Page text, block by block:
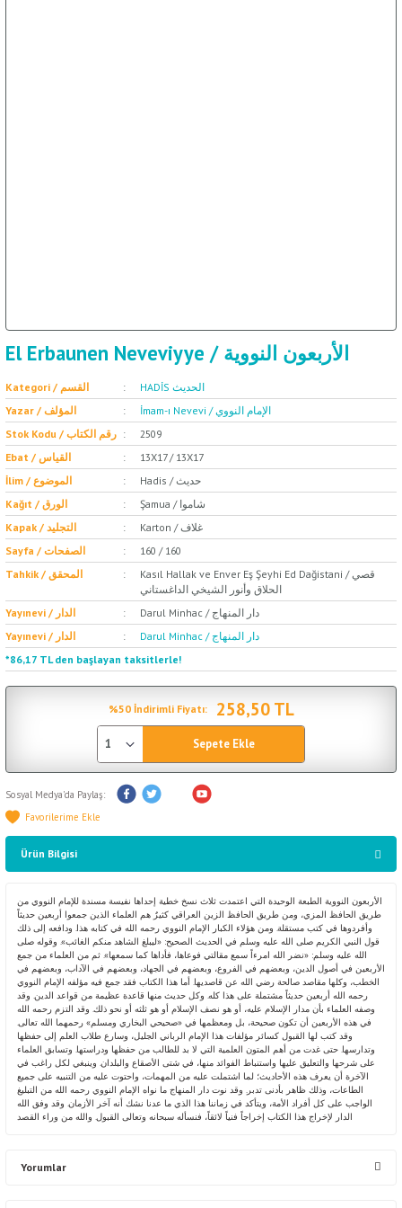
El Erbaunen Neveviyye / الأربعون النووية
Kategori / القسم
HADİS الحديث
Yazar / المؤلف
İmam-ı Nevevi / الإمام النووي
Stok Kodu / رقم الكتاب
2509
Ebat / القياس
13X17 / 13X17
İlim / الموضوع
Hadis / حديث
Kağıt / الورق
Şamua / شاموا
Kapak / التجليد
Karton / غلاف
Sayfa / الصفحات
160 / 160
Tahkik / المحقق
Kasıl Hallak ve Enver Eş Şeyhi Ed Dağistani / قصي
الحلاق وأنور الشيخي الداغستاني
Yayınevi / الدار
Darul Minhac / دار المنهاج
Yayınevi / الدار
Darul Minhac / دار المنهاج
*86,17 TL den başlayan taksitlerle!
%50 İndirimli Fiyatı: 258,50 TL
Sepete Ekle
Sosyal Medya'da Paylaş:
Ürün Bilgisi
الأربعون النووية الطبعة الوحيدة التي اعتمدت ثلاث نسخ خطية إحداها نفيسة مسندة للإمام النووي من
طريق الحافظ المزي، ومن طريق الحافظ الزين العراقي كثيرٌ هم العلماء الذين جمعوا أربعين حديثاً
وأفردوها في كتب مستقلة. ومن هؤلاء الكبار الإمام النووي رحمه الله في كتابه هذا. ودافعه إلى ذلك
قول النبي الكريم صلى الله عليه وسلم في الحديث الصحيح: «ليبلغ الشاهد منكم الغائب». وقوله صلى
الله عليه وسلم: «نضر الله امرءاً سمع مقالتي فوعاها، فأداها كما سمعها». ثم من العلماء من جمع
الأربعين في أصول الدين، وبعضهم في الفروع، وبعضهم في الجهاد، وبعضهم في الآداب، وبعضهم في
الخطب، وكلها مقاصد صالحة رضي الله عن قاصديها. أما هذا الكتاب فقد جمع فيه مؤلفه الإمام النووي
رحمه الله أربعين حديثاً مشتملة على هذا كله. وكل حديث منها قاعدة عظيمة من قواعد الدين. وقد
وصفه العلماء بأن مدار الإسلام عليه، أو هو نصف الإسلام أو هو ثلثه أو نحو ذلك. وقد التزم رحمه الله
في هذه الأربعين أن تكون صحيحة، بل ومعظمها في «صحيحي البخاري ومسلم» رحمهما الله تعالى.
وقد كتب لها القبول كسائر مؤلفات هذا الإمام الرباني الجليل، وسارع طلاب العلم إلى حفظها
وتدارسها. حتى غدت من أهم المتون العلمية التي لا بد للطالب من حفظها ودراستها. وتسابق العلماء
على شرحها والتعليق عليها واستنباط الفوائد منها، في شتى الأصقاع والبلدان. وينبغي لكل راغب في
الآخرة أن يعرف هذه الأحاديث؛ لما اشتملت عليه من المهمات، واحتوت عليه من التنبيه على جميع
الطاعات، وذلك ظاهر بأدنى تدبر. وقد نوت دار المنهاج ما نواه الإمام النووي رحمه الله من التبليغ
الواجب على كل أفراد الأمة، ويتأكد في زماننا هذا الذي ما عدنا نشك أنه آخر الأزمان. وقد وفق الله
الدار لإخراج هذا الكتاب إخراجاً فنياً لائقاً، فنسأله سبحانه وتعالى القبول. والله من وراء القصد
Yorumlar